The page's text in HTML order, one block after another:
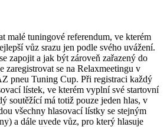
malé tuningové referendum, ve kterém
vůz srazu jen podle svého uvážení.
zapojit a jak být zároveň zařazený do
zaregistrovat se na Relaxmeetingu v
pneu Tuning Cup. Při registraci každý
lístek, ve kterém vyplní své startovní
soutěžící má totiž pouze jeden hlas, v
všechny hlasovací lístky se stejným
a dále uvede vůz, pro který hlasuje